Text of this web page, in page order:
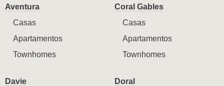
Aventura
Casas
Apartamentos
Townhomes
Coral Gables
Casas
Apartamentos
Townhomes
Davie
Doral